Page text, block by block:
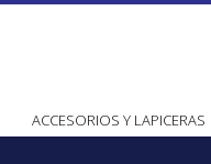
ACCESORIOS Y LAPICERAS